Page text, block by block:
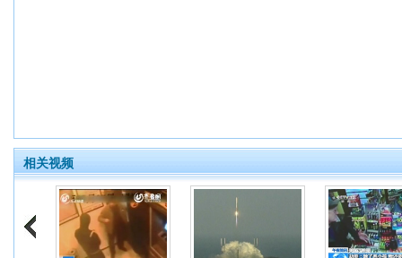
相关视频